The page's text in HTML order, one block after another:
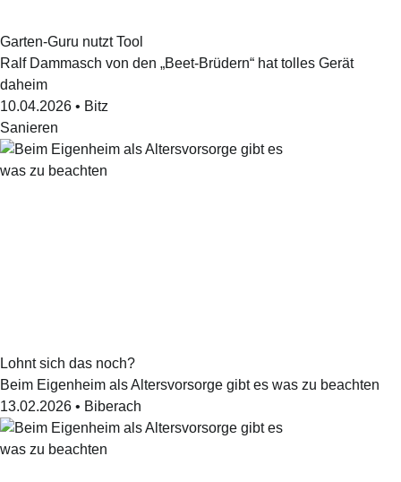
Garten-Guru nutzt Tool
Ralf Dammasch von den „Beet-Brüdern“ hat tolles Gerät
daheim
10.04.2026 • Bitz
Sanieren
Lohnt sich das noch?
Beim Eigenheim als Altersvorsorge gibt es was zu beachten
13.02.2026 • Biberach